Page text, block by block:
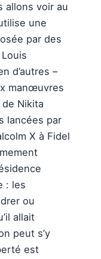
allons voir au
une
par des
d’autres –
manœuvres
Nikita
lancées par
X à Fidel
: les
ou
allait
peut s’y
est